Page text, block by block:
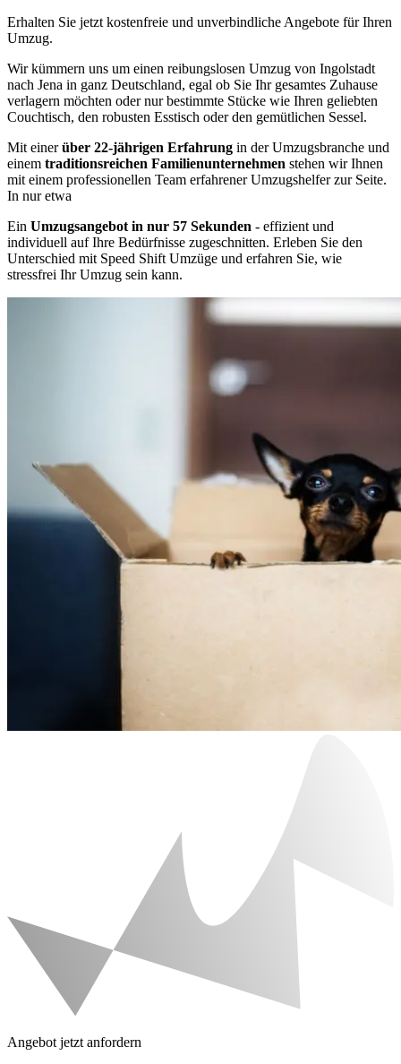
Erhalten Sie jetzt kostenfreie und unverbindliche Angebote für Ihren
Umzug.
Wir kümmern uns um einen reibungslosen Umzug von Ingolstadt
nach Jena in ganz Deutschland, egal ob Sie Ihr gesamtes Zuhause
verlagern möchten oder nur bestimmte Stücke wie Ihren geliebten
Couchtisch, den robusten Esstisch oder den gemütlichen Sessel.
Mit einerüber 22-jährigen Erfahrung in der Umzugsbranche und
einem traditionsreichen Familienunternehmen stehen wir Ihnen
mit einem professionellen Team erfahrener Umzugshelfer zur Seite.
In nur etwa
Ein Umzugsangebot in nur 57 Sekunden - effizient und
individuell auf Ihre Bedürfnisse zugeschnitten. Erleben Sie den
Unterschied mit Speed Shift Umzüge und erfahren Sie, wie
stressfrei Ihr Umzug sein kann.
Angebot jetzt anfordern